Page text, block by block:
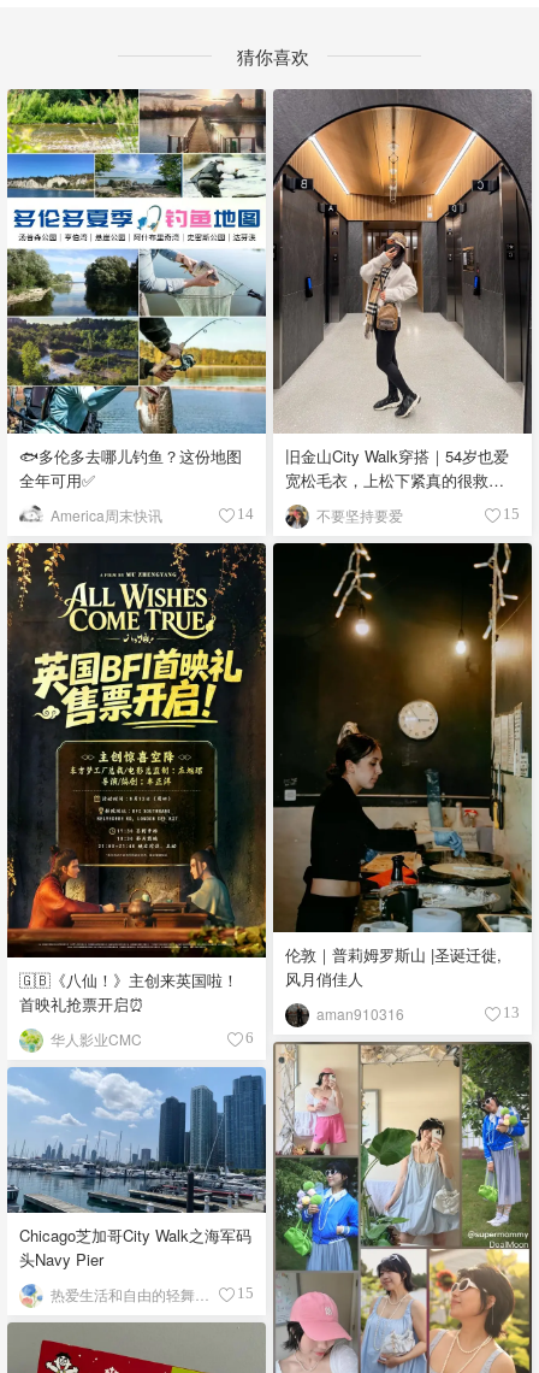
猜你喜欢
🐟多伦多去哪儿钓鱼？这份地图
全年可用✅
America周末快讯 14
旧金山City Walk穿搭｜54岁也爱
宽松毛衣，上松下紧真的很救比
例
不要坚持要爱 15
🇬🇧《八仙！》主创来英国啦！
首映礼抢票开启⏰
华人影业CMC 6
伦敦｜普莉姆罗斯山 |圣诞迁徙,
风月俏佳人
aman910316 13
Chicago芝加哥City Walk之海军码
头Navy Pier
15